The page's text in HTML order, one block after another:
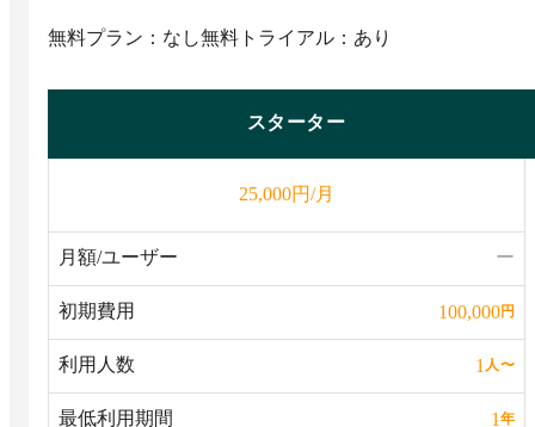
無料プラン：なし無料トライアル：あり
スターター
25,000円/月
月額/ユーザー ー
初期費用 100,000円
利用人数 1人〜
最低利用期間 1 年